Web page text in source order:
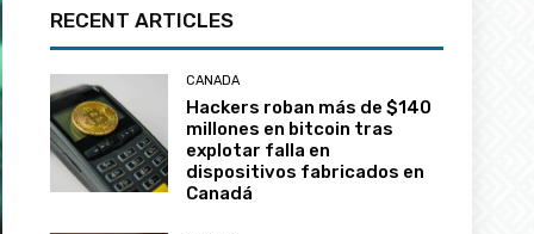
Hackers roban más de $140
millones en bitcoin tras
explotar falla en
dispositivos fabricados en
Canadá